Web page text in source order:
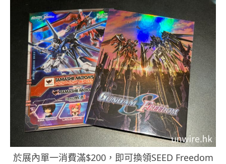
於展內單一消費滿$200，即可換領SEED Freedom